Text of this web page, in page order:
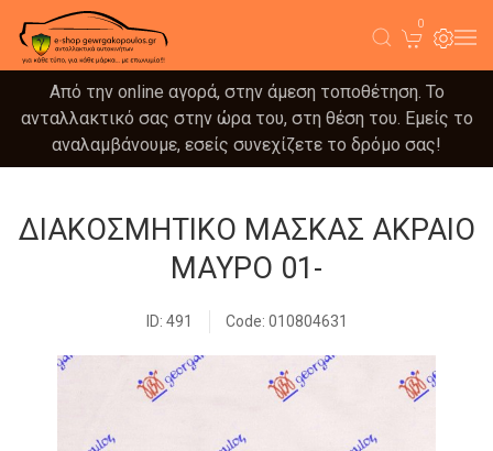
0
Από την online αγορά, στην άμεση τοποθέτηση. Το
ανταλλακτικό σας στην ώρα του, στη θέση του. Εμείς το
αναλαμβάνουμε, εσείς συνεχίζετε το δρόμο σας!
ΔΙΑΚΟΣΜΗΤΙΚΟ ΜΑΣΚΑΣ ΑΚΡΑΙΟ
ΜΑΥΡΟ 01-
ID: 491 Code: 010804631